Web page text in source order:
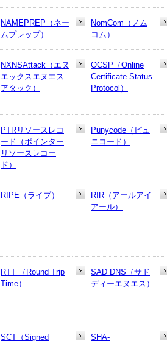
NAMEPREP（ネー
ムプレップ）
NomCom（ノム
コム）
NXNSAttack（エヌ
エックスエヌエス
アタック）
OCSP（Online
Certificate Status
Protocol）
PTRリソースレコ
ード（ポインター
リソースレコー
ド）
Punycode（ピュ
ニコード）
RIPE（ライプ）
RIR（アールアイ
アール）
RTT （Round Trip
Time）
SAD DNS（サド
ディーエヌエス）
SCT（Signed SHA-